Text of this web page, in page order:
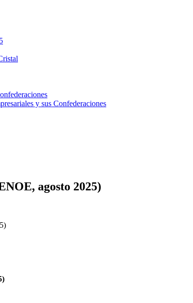
y sus Confederaciones
agosto 2025)